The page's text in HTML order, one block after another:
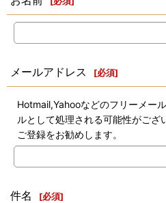
メールアドレス [必須]
Hotmail,Yahooなどのフリーメー
ルとして処理される可能性がござ
ご登録をお勧めします。
件名 [必須]